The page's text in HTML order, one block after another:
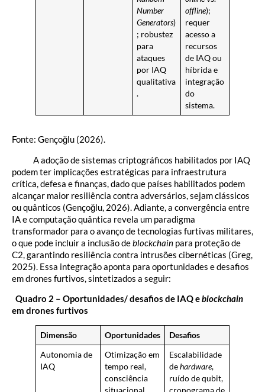
Number
Generators)
; robustez
para
ataques
por IAQ
qualitativa
.
offline);
requer
acesso a
recursos
de IAQ ou
híbrida e
integração
do
sistema.
Fonte: Gençoğlu (2026).
A adoção de sistemas criptográficos habilitados por IAQ
podem ter implicações estratégicas para infraestrutura
crítica, defesa e finanças, dado que países habilitados podem
alcançar maior resiliência contra adversários, sejam clássicos
ou quânticos (Gençoğlu, 2026). Adiante, a convergência entre
IA e computação quântica revela um paradigma
transformador para o avanço de tecnologias furtivas militares,
o que pode incluir a inclusão deblockchain para proteção de
C2, garantindo resiliência contra intrusões cibernéticas (Greg,
2025). Essa integração aponta para oportunidades e desafios
em drones furtivos, sintetizados a seguir:
Quadro 2 – Oportunidades/ desafios de IAQ eblockchain
em drones furtivos
Dimensão Oportunidades Desafios
Autonomia de
IAQ
Otimização em
tempo real,
consciência
Escalabilidade
dehardware,
ruído de qubit,